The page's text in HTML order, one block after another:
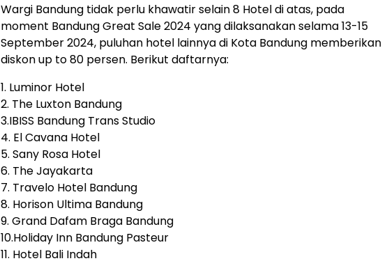
Wargi Bandung tidak perlu khawatir selain 8 Hotel di atas, pada
moment Bandung Great Sale 2024 yang dilaksanakan selama 13-15
September 2024, puluhan hotel lainnya di Kota Bandung memberikan
diskon up to 80 persen. Berikut daftarnya:
1. Luminor Hotel
2. The Luxton Bandung
3.IBISS Bandung Trans Studio
4. El Cavana Hotel
5. Sany Rosa Hotel
6. The Jayakarta
7. Travelo Hotel Bandung
8. Horison Ultima Bandung
9. Grand Dafam Braga Bandung
10.Holiday Inn Bandung Pasteur
11. Hotel Bali Indah